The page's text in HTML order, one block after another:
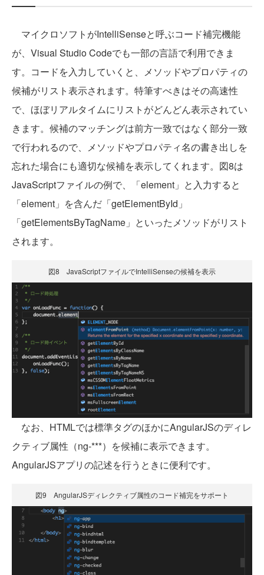
マイクロソフトがIntelliSenseと呼ぶコード補完機能
が、Visual Studio Codeでも一部の言語で利用できま
す。コードを入力していくと、メソッドやプロパティの
候補がリスト表示されます。特筆すべきはその高速性
で、ほぼリアルタイムにリストがどんどん表示されてい
きます。候補のマッチングは前方一致ではなく部分一致
で行われるので、メソッドやプロパティ名の書き出しを
忘れた場合にも適切な候補を表示してくれます。図8は
JavaScriptファイルの例で、「element」と入力すると
「element」を含んだ「getElementById」
「getElementsByTagName」といったメソッドがリスト
されます。
図8 JavaScriptファイルでIntelliSenseの候補を表示
なお、HTMLでは標準タグのほかにAngularJSのディレ
クティブ属性（ng-***）を候補に表示できます。
AngularJSアプリの記述を行うときに便利です。
図9 AngularJSディレクティブ属性のコード補完をサポート